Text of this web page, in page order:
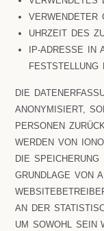
VERWENDETER
UHRZEIT DES
IP-ADRESSE IN
DIE
ANONYMISIERT,
PERSONEN
WERDEN VON
DIE SPEICHERUNG
GRUNDLAGE VON
AN DER
UM SOWOHL SEIN